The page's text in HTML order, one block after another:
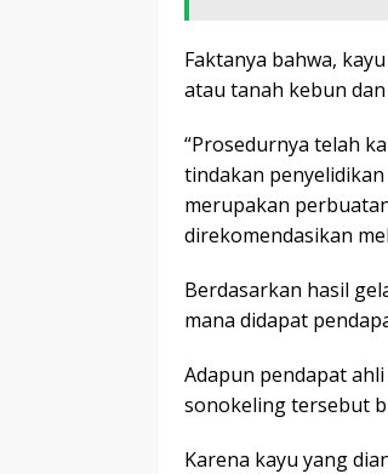
Faktanya bahwa,
atau tanah kebun
“Prosedurnya telah
tindakan
merupakan
direkomendasikan
Berdasarkan hasil
mana didapat
Adapun pendapat
sonokeling tersebut
Karena kayu yang